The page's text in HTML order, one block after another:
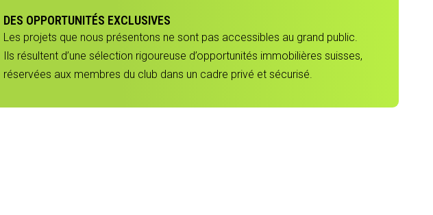
DES OPPORTUNITÉS EXCLUSIVES
Les projets que nous présentons ne sont pas accessibles au grand public.
Ils résultent d’une sélection rigoureuse d’opportunités immobilières suisses,
réservées aux membres du club dans un cadre privé et sécurisé.